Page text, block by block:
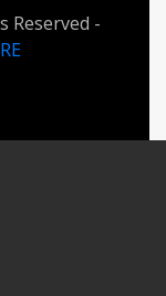
Reserved -